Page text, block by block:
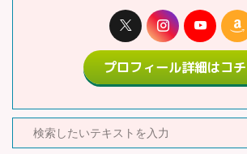
プロフィール詳細はコ